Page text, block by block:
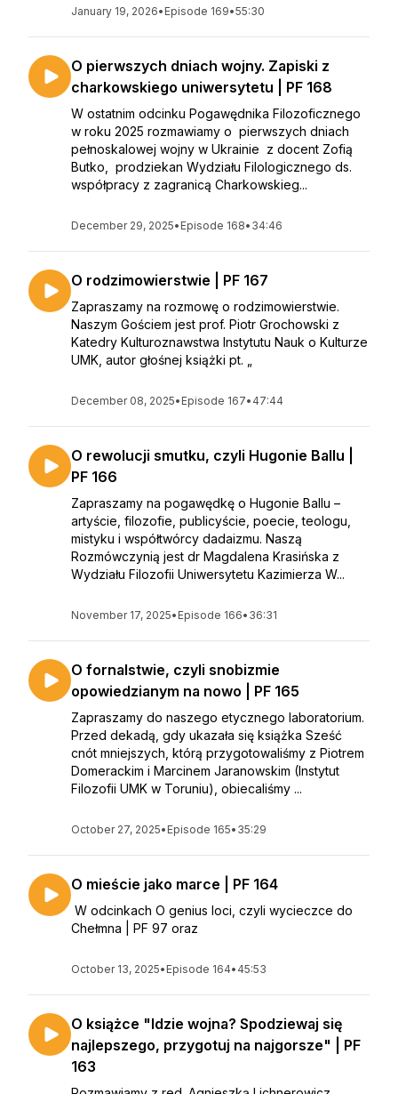
January 19, 2026• Episode 169•55:30
O pierwszych dniach wojny. Zapiski z
charkowskiego uniwersytetu | PF 168
W ostatnim odcinku Pogawędnika Filozoficznego
w roku 2025 rozmawiamy o pierwszych dniach
pełnoskalowej wojny w Ukrainie z docent Zofią
Butko, prodziekan Wydziału Filologicznego ds.
współpracy z zagranicą Charkowskieg...
December 29, 2025• Episode 168• 34:46
O rodzimowierstwie | PF 167
Zapraszamy na rozmowę o rodzimowierstwie.
Naszym Gościem jest prof. Piotr Grochowski z
Katedry Kulturoznawstwa Instytutu Nauk o Kulturze
UMK, autor głośnej książki pt. „
December 08, 2025• Episode 167• 47:44
O rewolucji smutku, czyli Hugonie Ballu |
PF 166
Zapraszamy na pogawędkę o Hugonie Ballu –
artyście, filozofie, publicyście, poecie, teologu,
mistyku i współtwórcy dadaizmu. Naszą
Rozmówczynią jest dr Magdalena Krasińska z
Wydziału Filozofii Uniwersytetu Kazimierza W...
November 17, 2025• Episode 166• 36:31
O fornalstwie, czyli snobizmie
opowiedzianym na nowo | PF 165
Zapraszamy do naszego etycznego laboratorium.
Przed dekadą, gdy ukazała się książka Sześć
cnót mniejszych, którą przygotowaliśmy z Piotrem
Domerackim i Marcinem Jaranowskim (Instytut
Filozofii UMK w Toruniu), obiecaliśmy ...
October 27, 2025• Episode 165• 35:29
O mieście jako marce | PF 164
W odcinkach O genius loci, czyli wycieczce do
Chełmna | PF 97 oraz
October 13, 2025• Episode 164• 45:53
O książce "Idzie wojna? Spodziewaj się
najlepszego, przygotuj na najgorsze" | PF
163